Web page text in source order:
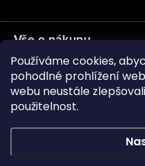
Používáme cookies,
pohodlné prohlížení
webu neustále
použitelnost.
Vše o nákupu
Informace pro vás